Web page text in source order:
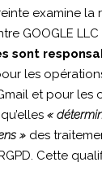
examine la
GOOGLE
sont
les
et pour les
«
» des
Cette